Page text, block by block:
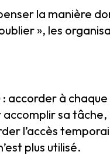
la manière
», les
: accorder à
sa
l’accès
plus utilisé.